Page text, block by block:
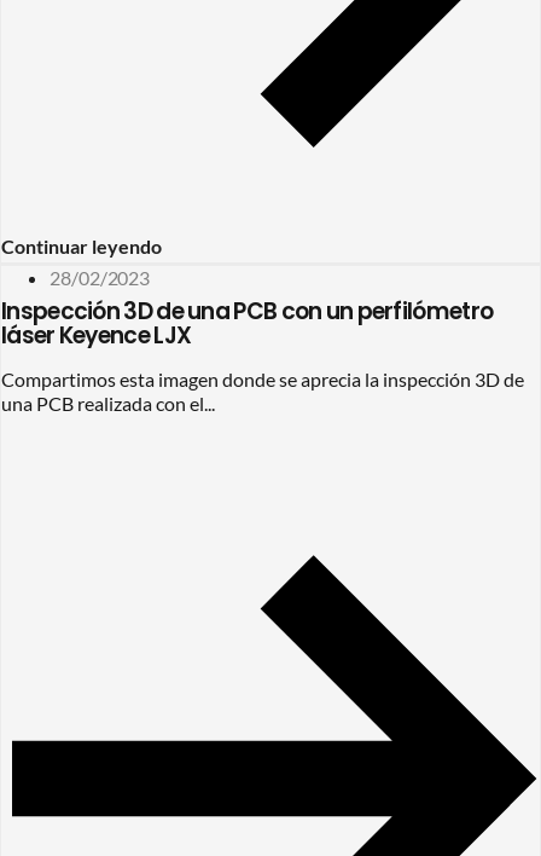
Continuar leyendo
28/02/2023
Inspección 3D de una PCB con un perfilómetro
láser Keyence LJX
Compartimos esta imagen donde se aprecia la inspección 3D de
una PCB realizada con el...